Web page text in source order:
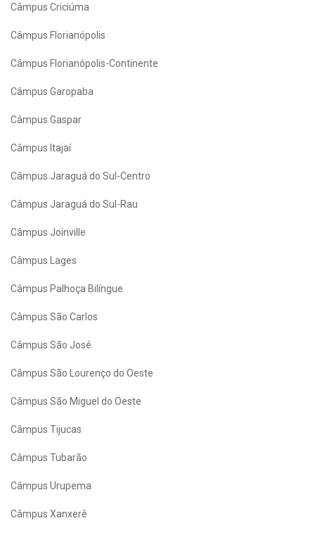
Câmpus Criciúma
Câmpus Florianópolis
Câmpus Florianópolis-Continente
Câmpus Garopaba
Câmpus Gaspar
Câmpus Itajaí
Câmpus Jaraguá do Sul-Centro
Câmpus Jaraguá do Sul-Rau
Câmpus Joinville
Câmpus Lages
Câmpus Palhoça Bilíngue
Câmpus São Carlos
Câmpus São José
Câmpus São Lourenço do Oeste
Câmpus São Miguel do Oeste
Câmpus Tijucas
Câmpus Tubarão
Câmpus Urupema
Câmpus Xanxerê